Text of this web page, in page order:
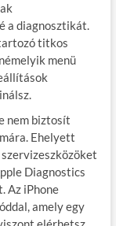
a diagnosztikát.
titkos
menü
nem biztosít
Ehelyett
Diagnostics
Az iPhone
amely egy